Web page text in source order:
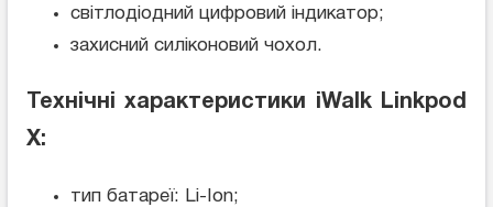
світлодіодний цифровий індикатор;
захисний силіконовий чохол.
Технічні характеристики iWalk Linkpod
X:
тип батареї: Li-Ion;